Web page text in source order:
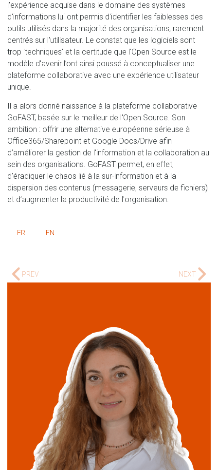
l'expérience acquise dans le domaine des systèmes
d'informations lui ont permis d'identifier les faiblesses des
outils utilisés dans la majorité des organisations, rarement
centrés sur l'utilisateur. Le constat que les logiciels sont
trop 'techniques' et la certitude que l'Open Source est le
modèle d'avenir l’ont ainsi poussé à conceptualiser une
plateforme collaborative avec une expérience utilisateur
unique.
Il a alors donné naissance à la plateforme collaborative
GoFAST, basée sur le meilleur de l'Open Source. Son
ambition : offrir une alternative européenne sérieuse à
Office365/Sharepoint et Google Docs/Drive afin
d’améliorer la gestion de l'information et la collaboration au
sein des organisations. GoFAST permet, en effet,
d'éradiquer le chaos lié à la sur-information et à la
dispersion des contenus (messagerie, serveurs de fichiers)
et d’augmenter la productivité de l'organisation.
FR EN
Maria Poinsart
PREV NEXT